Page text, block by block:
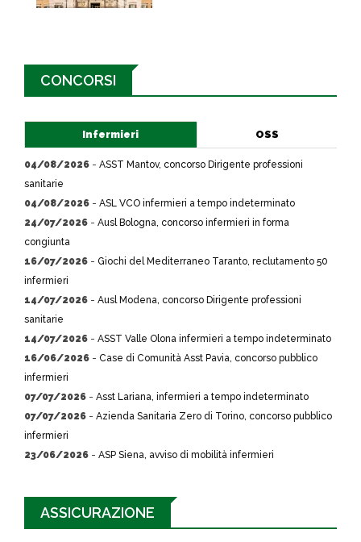
CONCORSI
Infermieri OSS
04/08/2026 - ASST Mantov, concorso Dirigente professioni
sanitarie
04/08/2026 - ASL VCO infermieri a tempo indeterminato
24/07/2026 - Ausl Bologna, concorso infermieri in forma
congiunta
16/07/2026 - Giochi del Mediterraneo Taranto, reclutamento 50
infermieri
14/07/2026 - Ausl Modena, concorso Dirigente professioni
sanitarie
14/07/2026 - ASST Valle Olona infermieri a tempo indeterminato
16/06/2026 - Case di Comunità Asst Pavia, concorso pubblico
infermieri
07/07/2026 - Asst Lariana, infermieri a tempo indeterminato
07/07/2026 - Azienda Sanitaria Zero di Torino, concorso pubblico
infermieri
23/06/2026 - ASP Siena, avviso di mobilità infermieri
ASSICURAZIONE